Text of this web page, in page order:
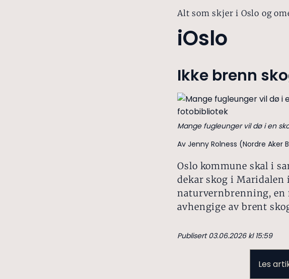
Alt som skjer i Oslo og
iOslo
Ikke brenn
Mange fugleunger vil dø i en
Av Jenny Rolness (Nordre Aker
Oslo kommune skal i
dekar skog i Maridalen
naturvernbrenning, en
avhengige av brent
Publisert 03.06.2026 kl 15:59
Les